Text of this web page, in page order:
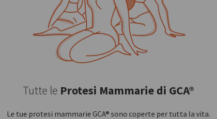
Tutte le Protesi Mammarie di GCA®
Le tue protesi mammarie GCA® sono coperte per tutta la vita.